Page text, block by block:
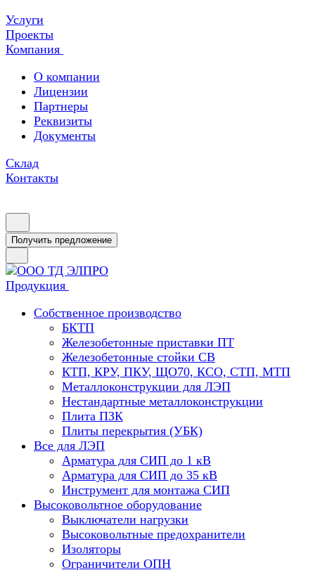
Услуги
Проекты
Компания
О компании
Лицензии
Партнеры
Реквизиты
Документы
Склад
Контакты
Получить предложение
Продукция
Собственное производство
БКТП
Железобетонные приставки ПТ
Железобетонные стойки СВ
КТП, КРУ, ПКУ, ЩО70, КСО, СТП, МТП
Металлоконструкции для ЛЭП
Нестандартные металлоконструкции
Плита ПЗК
Плиты перекрытия (УБК)
Все для ЛЭП
Арматура для СИП до 1 кВ
Арматура для СИП до 35 кВ
Инструмент для монтажа СИП
Высоковольтное оборудование
Выключатели нагрузки
Высоковольтные предохранители
Изоляторы
Ограничители ОПН